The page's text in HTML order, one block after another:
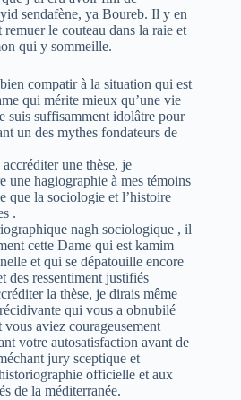
sendafène, ya Boureb. Il y en
le couteau dans la raie et
qui y sommeille.
compatir à la situation qui est
qui mérite mieux qu’une vie
suis suffisamment idolâtre pour
un des mythes fondateurs de
une thèse, je
une hagiographie à mes témoins
que la sociologie et l’histoire
.
nagh sociologique , il
cette Dame qui est kamim
et qui se dépatouille encore
des ressentiment justifiés
la thèse, je dirais même
qui vous a obnubilé
vous aviez courageusement
votre autosatisfaction avant de
jury sceptique et
officielle et aux
de la méditerranée.